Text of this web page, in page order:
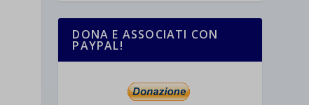
DONA E ASSOCIATI CON
PAYPAL!